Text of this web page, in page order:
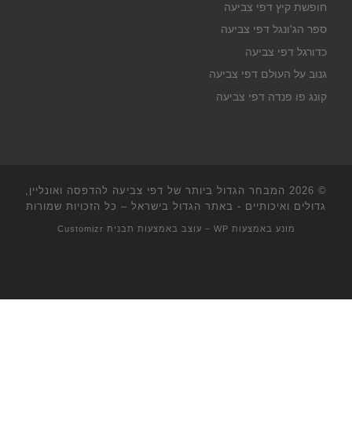
חופשת קיץ דפי צביעה
ספר הג'ונגל דפי צביעה
כדורגל דפי צביעה
גנוב על העולם דפי צביעה
קונג פו פנדה דפי צביעה
© 2026
המבחר הגדול ביותר של דפי צביעה להדפסה ואונליין,
גדולים ואיכותיים - באתר הגדול בישראל – כל הזכויות שמורות
מונע באמצעות WP – עוצב באמצעות תבנית Customizr